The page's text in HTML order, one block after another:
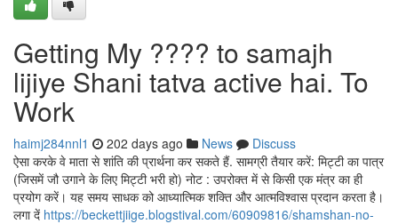
Getting My ???? to samajh
lijiye Shani tatva active hai. To
Work
haimj284nnl1 202 days ago News
Discuss
ऐसा करके वे माता से शांति की प्रार्थना कर सकते हैं. सामग्री तैयार करें: मिट्टी का पात्र
(जिसमें जौ उगाने के लिए मिट्टी भरी हो) नोट : उपरोक्त में से किसी एक मंत्र का ही
प्रयोग करें। यह समय साधक को आध्यात्मिक शक्ति और आत्मविश्वास प्रदान करता है।
लगा दें https://beckettjiige.blogstival.com/60909816/shamshan-no-